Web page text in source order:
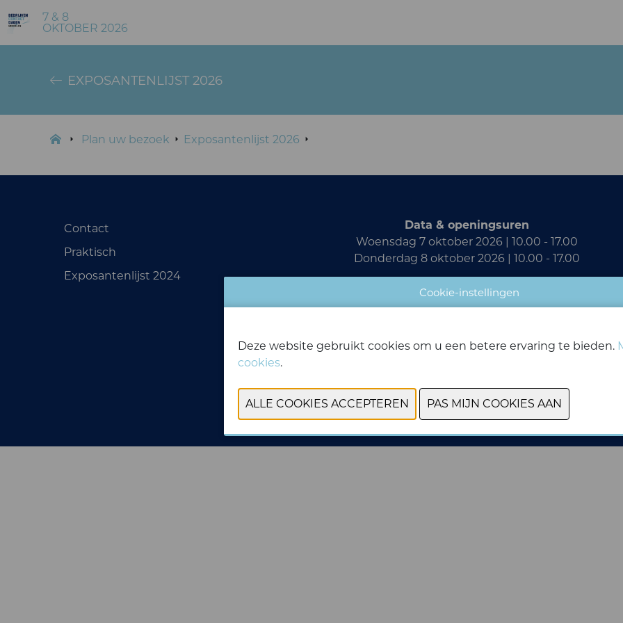
7 & 8
OKTOBER 2026
EXPOSANTENLIJST 2026
Plan uw bezoek Exposantenlijst 2026
Contact
Praktisch
Exposantenlijst 2024
Data & openingsuren
Woensdag 7 oktober 2026 | 10.00 - 17.00
Donderdag 8 oktober 2026 | 10.00 - 17.00
Locatie
Nekkerhal - Brussels North - Plattebeekstraat 1,
© 2026, Kortrijk Xpo.
Privacy Policy -Cookies bekijken
Cookie-instellingen
Deze website gebruikt cookies om u een betere ervaring te bieden.
cookies.